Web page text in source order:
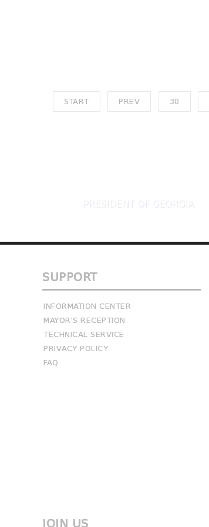
START PREV 30
PRESIDENT OF GEORGIA
SUPPORT
INFORMATION CENTER
MAYOR'S RECEPTION
TECHNICAL SERVICE
PRIVACY POLICY
FAQ
JOIN US